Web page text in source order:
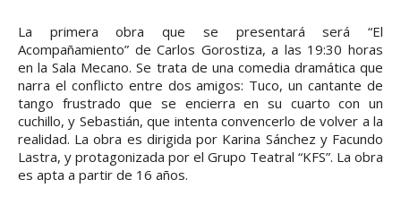
La primera obra que se presentará será “El
Acompañamiento” de Carlos Gorostiza, a las 19:30 horas
en la Sala Mecano. Se trata de una comedia dramática que
narra el conflicto entre dos amigos: Tuco, un cantante de
tango frustrado que se encierra en su cuarto con un
cuchillo, y Sebastián, que intenta convencerlo de volver a la
realidad. La obra es dirigida por Karina Sánchez y Facundo
Lastra, y protagonizada por el Grupo Teatral “KFS”. La obra
es apta a partir de 16 años.